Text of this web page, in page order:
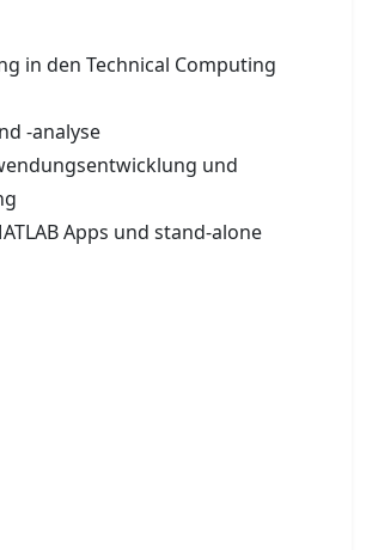
in den Technical Computing
-analyse
und
Apps und stand-alone